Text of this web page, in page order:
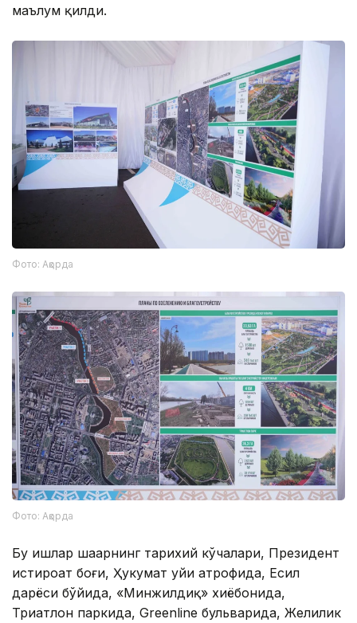
маълум қилди.
Фото: Ақорда
Фото: Ақорда
Бу ишлар шаҳарнинг тарихий кўчалари, Президент
истироҳат боғи, Ҳукумат уйи атрофида, Есил
дарёси бўйида, «Минжилдиқ» хиёбонида,
Триатлон паркида, Greenline бульварида, Желилик